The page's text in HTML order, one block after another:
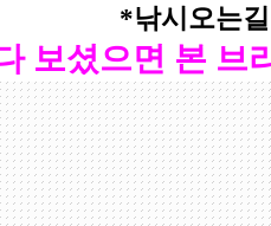
*낚시오는
보셨으면 본 브